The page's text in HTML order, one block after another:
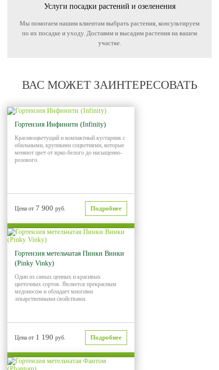
Услуги посадки растений и озеленения
Мы помогаем нашим клиентам выбрать растения, консультируем
по их посадке и уходу. Доставим и высадим растения на вашем
участке.
ВАС МОЖЕТ ЗАИНТЕРЕСОВАТЬ
Гортензия Инфинити (Infinity)
Красивоцветущий и компактный кустарник с
обильными, крупными соцветиями, которые
меняют цвет от ярко-белого до насыщенно-
розового.
Цена от 7 900 руб. Подробнее
Гортензия метельчатая Пинки Винки
(Pinky Vinky)
Один из самых ценных и красивых
цветочных сортов. Является прекрасным
медоносом и обладает многими
лекарственными свойствами.
Цена от 1 190 руб. Подробнее